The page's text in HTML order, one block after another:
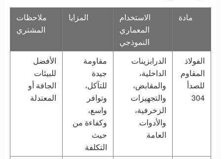
مادة
الاستخدام
المعماري
النموذجي
المزايا
ملاحظات
المشتري
الفولاذ
المقاوم
للصدأ
304
الدرابزينات
الداخلية،
والمقابض،
والتجهيزات
الزخرفية،
والأدوات
العامة
مقاومة
جيدة
للتآكل،
وتوافر
واسع،
وكفاءة من
حيث
التكلفة
الأفضل
للبيئات
الجافة أو
المعتدلة